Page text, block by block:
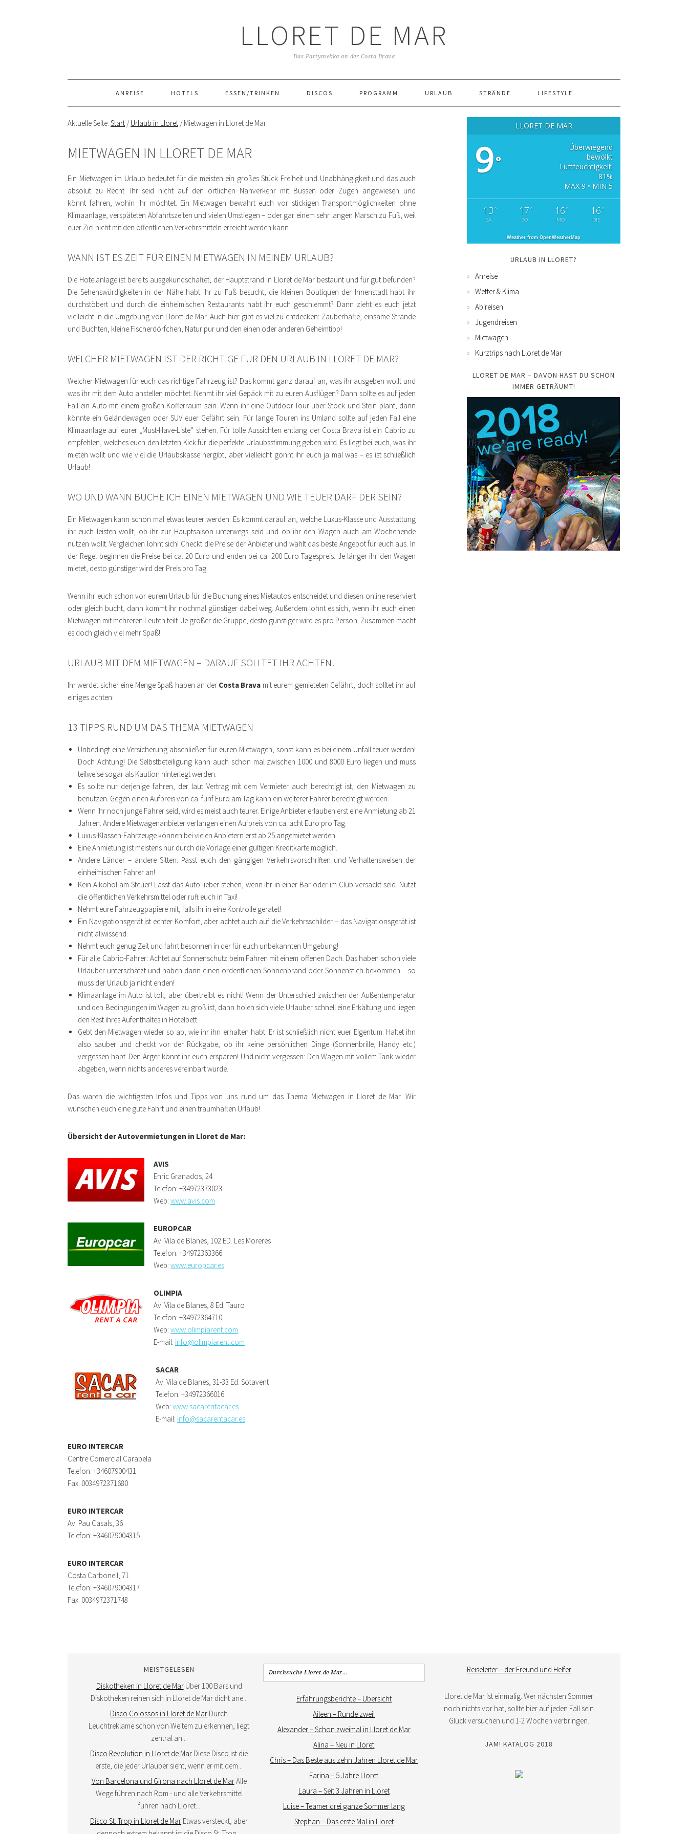
LLORET DE MAR
Das Partymekka an der Costa Brava
ANREISE HOTELS ESSEN/TRINKEN DISCOS PROGRAMM URLAUB STRÄNDE LIFESTYLE
Aktuelle Seite: Start / Urlaub in Lloret /Mietwagen in Lloret de Mar
MIETWAGEN IN LLORET DE MAR
Ein Mietwagen im Urlaub bedeutet für die meisten ein großes Stück Freiheit und Unabhängigkeit und das auch
absolut zu Recht. Ihr seid nicht auf den örtlichen Nahverkehr mit Bussen oder Zügen angewiesen und
könnt fahren, wohin ihr möchtet. Ein Mietwagen bewahrt euch vor stickigen Transportmöglichkeiten ohne
Klimaanlage, verspäteten Abfahrtszeiten und vielen Umstiegen – oder gar einem sehr langen Marsch zu Fuß, weil
euer Ziel nicht mit den öffentlichen Verkehrsmitteln erreicht werden kann.
WANN IST ES ZEIT FÜR EINEN MIETWAGEN IN MEINEM URLAUB?
Die Hotelanlage ist bereits ausgekundschaftet, der Hauptstrand in Lloret de Mar bestaunt und für gut befunden?
Die Sehenswürdigkeiten in der Nähe habt ihr zu Fuß besucht, die kleinen Boutiquen der Innenstadt habt ihr
durchstöbert und durch die einheimischen Restaurants habt ihr euch geschlemmt? Dann zieht es euch jetzt
vielleicht in die Umgebung von Lloret de Mar. Auch hier gibt es viel zu entdecken: Zauberhafte, einsame Strände
und Buchten, kleine Fischerdörfchen, Natur pur und den einen oder anderen Geheimtipp!
WELCHER MIETWAGEN IST DER RICHTIGE FÜR DEN URLAUB IN LLORET DE MAR?
Welcher Mietwagen für euch das richtige Fahrzeug ist? Das kommt ganz darauf an, was ihr ausgeben wollt und
was ihr mit dem Auto anstellen möchtet. Nehmt ihr viel Gepäck mit zu euren Ausflügen? Dann sollte es auf jeden
Fall ein Auto mit einem großen Kofferraum sein. Wenn ihr eine Outdoor-Tour über Stock und Stein plant, dann
könnte ein Geländewagen oder SUV euer Gefährt sein. Für lange Touren ins Umland sollte auf jeden Fall eine
Klimaanlage auf eurer „Must-Have-Liste“ stehen. Für tolle Aussichten entlang der Costa Brava ist ein Cabrio zu
empfehlen, welches euch den letzten Kick für die perfekte Urlaubsstimmung geben wird. Es liegt bei euch, was ihr
mieten wollt und wie viel die Urlaubskasse hergibt, aber vielleicht gönnt ihr euch ja mal was – es ist schließlich
Urlaub!
WO UND WANN BUCHE ICH EINEN MIETWAGEN UND WIE TEUER DARF DER SEIN?
Ein Mietwagen kann schon mal etwas teurer werden. Es kommt darauf an, welche Luxus-Klasse und Ausstattung
ihr euch leisten wollt, ob ihr zur Hauptsaison unterwegs seid und ob ihr den Wagen auch am Wochenende
nutzen wollt. Vergleichen lohnt sich! Checkt die Preise der Anbieter und wählt das beste Angebot für euch aus. In
der Regel beginnen die Preise bei ca. 20 Euro und enden bei ca. 200 Euro Tagespreis. Je länger ihr den Wagen
mietet, desto günstiger wird der Preis pro Tag.
Wenn ihr euch schon vor eurem Urlaub für die Buchung eines Mietautos entscheidet und diesen online reserviert
oder gleich bucht, dann kommt ihr nochmal günstiger dabei weg. Außerdem lohnt es sich, wenn ihr euch einen
Mietwagen mit mehreren Leuten teilt. Je größer die Gruppe, desto günstiger wird es pro Person. Zusammen macht
es doch gleich viel mehr Spaß!
URLAUB MIT DEM MIETWAGEN – DARAUF SOLLTET IHR ACHTEN!
Ihr werdet sicher eine Menge Spaß haben an der Costa Brava mit eurem gemieteten Gefährt, doch solltet ihr auf
einiges achten:
13 TIPPS RUND UM DAS THEMA MIETWAGEN
Unbedingt eine Versicherung abschließen für euren Mietwagen, sonst kann es bei einem Unfall teuer werden!
Doch Achtung! Die Selbstbeteiligung kann auch schon mal zwischen 1000 und 8000 Euro liegen und muss
teilweise sogar als Kaution hinterlegt werden.
Es sollte nur derjenige fahren, der laut Vertrag mit dem Vermieter auch berechtigt ist, den Mietwagen zu
benutzen. Gegen einen Aufpreis von ca. fünf Euro am Tag kann ein weiterer Fahrer berechtigt werden.
Wenn ihr noch junge Fahrer seid, wird es meist auch teurer. Einige Anbieter erlauben erst eine Anmietung ab 21
Jahren. Andere Mietwagenanbieter verlangen einen Aufpreis von ca. acht Euro pro Tag.
Luxus-Klassen-Fahrzeuge können bei vielen Anbietern erst ab 25 angemietet werden.
Eine Anmietung ist meistens nur durch die Vorlage einer gültigen Kreditkarte möglich.
Andere Länder – andere Sitten: Passt euch den gängigen Verkehrsvorschriften und Verhaltensweisen der
einheimischen Fahrer an!
Kein Alkohol am Steuer! Lasst das Auto lieber stehen, wenn ihr in einer Bar oder im Club versackt seid. Nutzt
die öffentlichen Verkehrsmittel oder ruft euch in Taxi!
Nehmt eure Fahrzeugpapiere mit, falls ihr in eine Kontrolle geratet!
Ein Navigationsgerät ist echter Komfort, aber achtet auch auf die Verkehrsschilder – das Navigationsgerät ist
nicht allwissend.
Nehmt euch genug Zeit und fahrt besonnen in der für euch unbekannten Umgebung!
Für alle Cabrio-Fahrer: Achtet auf Sonnenschutz beim Fahren mit einem offenen Dach. Das haben schon viele
Urlauber unterschätzt und haben dann einen ordentlichen Sonnenbrand oder Sonnenstich bekommen – so
muss der Urlaub ja nicht enden!
Klimaanlage im Auto ist toll, aber übertreibt es nicht! Wenn der Unterschied zwischen der Außentemperatur
und den Bedingungen im Wagen zu groß ist, dann holen sich viele Urlauber schnell eine Erkältung und liegen
den Rest ihres Aufenthaltes in Hotelbett.
Gebt den Mietwagen wieder so ab, wie ihr ihn erhalten habt. Er ist schließlich nicht euer Eigentum. Haltet ihn
also sauber und checkt vor der Rückgabe, ob ihr keine persönlichen Dinge (Sonnenbrille, Handy etc.)
vergessen habt. Den Ärger könnt ihr euch ersparen! Und nicht vergessen: Den Wagen mit vollem Tank wieder
abgeben, wenn nichts anderes vereinbart wurde.
Das waren die wichtigsten Infos und Tipps von uns rund um das Thema Mietwagen in Lloret de Mar. Wir
wünschen euch eine gute Fahrt und einen traumhaften Urlaub!
Übersicht der Autovermietungen in Lloret de Mar:
AVIS
Enric Granados, 24
Telefon: +34972373023
Web: www.avis.com
EUROPCAR
Av. Vila de Blanes, 102 ED. Les Moreres
Telefon: +34972363366
Web: www.europcar.es
OLIMPIA
Av. Vila de Blanes, 8 Ed. Tauro
Telefon: +34972364710
Web: www.olimpiarent.com
E-mail: info@olimpiarent.com
SACAR
Av. Vila de Blanes, 31-33 Ed. Sotavent
Telefon: +34972366016
Web: www.sacarentacar.es
E-mail: info@sacarentacar.es
EURO INTERCAR
Centre Comercial Carabela
Telefon: +34607900431
Fax: 0034972371680
EURO INTERCAR
Av. Pau Casals, 36
Telefon: +346079004315
EURO INTERCAR
Costa Carbonell, 71
Telefon: +346079004317
Fax: 0034972371748
LLORET DE MAR
9°
Überwiegend
bewölkt
Luftfeuchtigkeit:
81%
MAX 9 • MIN 5
13 °
SA
17 °
SO
16 °
MO
16 °
DIE
Weather from OpenWeatherMap
URLAUB IN LLORET?
Anreise
Wetter & Klima
Abireisen
Jugendreisen
Mietwagen
Kurztrips nach Lloret de Mar
LLORET DE MAR – DAVON HAST DU SCHON
IMMER GETRÄUMT!
MEISTGELESEN
Diskotheken in Lloret de Mar Über 100 Bars und
Diskotheken reihen sich in Lloret de Mar dicht ane...
Disco Colossos in Lloret de Mar Durch
Leuchtreklame schon von Weitem zu erkennen, liegt
zentral an...
Disco Revolution in Lloret de Mar Diese Disco ist die
erste, die jeder Urlauber sieht, wenn er mit dem...
Von Barcelona und Girona nach Lloret de MarAlle
Wege führen nach Rom - und alle Verkehrsmittel
führen nach Lloret...
Disco St. Trop in Lloret de Mar Etwas versteckt, aber
Erfahrungsberichte – Übersicht
Aileen – Runde zwei!
Alexander – Schon zweimal in Lloret de Mar
Alina – Neu in Lloret
Chris – Das Beste aus zehn Jahren Lloret de Mar
Farina – 5 Jahre Lloret
Laura – Seit 3 Jahren in Lloret
Luise – Teamer drei ganze Sommer lang
Stephan – Das erste Mal in Lloret
Reiseleiter – der Freund und Helfer
Lloret de Mar ist einmalig. Wer nächsten Sommer
noch nichts vor hat, sollte hier auf jeden Fall sein
Glück versuchen und 1-2 Wochen verbringen.
JAM! KATALOG 2018